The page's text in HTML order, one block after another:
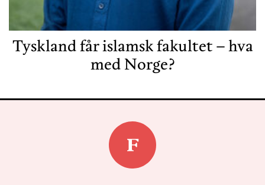
Tyskland får islamsk fakultet – hva
med Norge?